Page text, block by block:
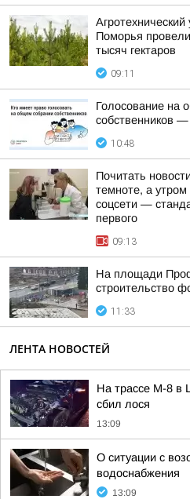
Поморья
тысяч гектаров
09:11
Голосование на
собственников
10:48
Почитать
темноте, а
соцсети —
первого
09:13
На площади
строительство
11:33
ЛЕНТА НОВОСТЕЙ
На трассе М-8 в
сбил лося
13:09
О ситуации с
водоснабжения
13:09